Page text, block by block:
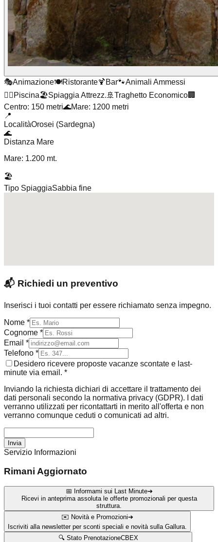
🎭Animazione🍽️Ristorante🍹 Bar🐾Animali Ammessi
🏊‍♂️ Piscina🏖️Spiaggia Attrezz. 🚢 Traghetto Economico🏢
Centro: 150 metri🌊Mare: 1200 metri
📍
LocalitàOrosei (Sardegna)
🌊
Distanza Mare
Mare: 1.200 mt.
🏖️
Tipo SpiaggiaSabbia fine
📬 Richiedi un preventivo
Inserisci i tuoi contatti per essere richiamato senza impegno.
Nome *
Cognome *
Email *
Telefono *
Desidero ricevere proposte vacanze scontate e last-
minute via email. *
Inviando la richiesta dichiari di accettare il trattamento dei
dati personali secondo la normativa privacy (GDPR). I dati
verranno utilizzati per ricontattarti in merito all'offerta e non
verranno comunque ceduti o comunicati ad altri.
Invia
Servizio Informazioni
Rimani Aggiornato
📅 Informami sui Last Minute➔
Ricevi in anteprima assoluta le offerte promozionali per questa
struttura.
✉️ Novità e Promozioni➔
Iscriviti alla newsletter per sconti speciali e novità sulla Gallura.
🔍 Stato PrenotazioneCBEX